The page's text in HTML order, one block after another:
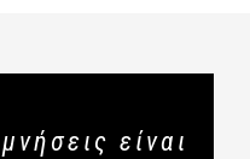
είναι